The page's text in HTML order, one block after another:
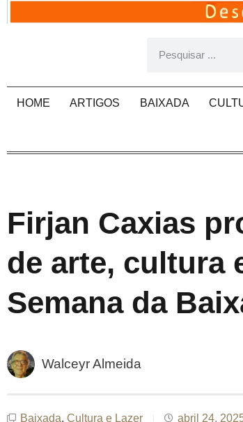
HOME ARTIGOS BAIXADA
Firjan Caxias
de arte, cultura
Semana da
Walceyr Almeida
Baixada, Cultura e Lazer abril 24,